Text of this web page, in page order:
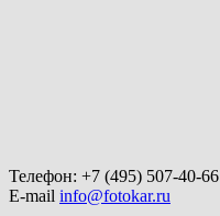
Телефон: +7 (495) 507-40-66
E-mail info@fotokar.ru